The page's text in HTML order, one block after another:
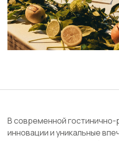
В современной
инновации и уникальные